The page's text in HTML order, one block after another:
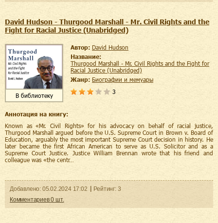
David Hudson - Thurgood Marshall - Mr. Civil Rights and the
Fight for Racial Justice (Unabridged)
В библиотеку
Автор:
David Hudson
Название:
Thurgood Marshall - Mr. Civil Rights and the Fight for
Racial Justice (Unabridged)
Жанр:
биографии и мемуары
3
Аннотация на книгу:
Known as «Mr. Civil Rights» for his advocacy on behalf of racial justice,
Thurgood Marshall argued before the U.S. Supreme Court in Brown v. Board of
Education, arguably the most important Supreme Court decision in history. He
later became the first African American to serve as U.S. Solicitor and as a
Supreme Court Justice. Justice William Brennan wrote that his friend and
colleague was «the centr…
Добавленo: 05.02.2024 17:02 Рейтинг: 3
Комментариев0 шт.